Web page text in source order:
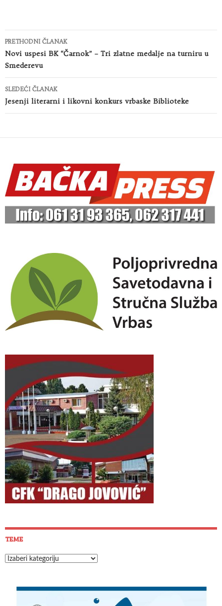
Kretanje
članaka
PRETHODNI ČLANAK
Novi uspesi BK “Čarnok” – Tri zlatne medalje na turniru u
Smederevu
SLEDEĆI ČLANAK
Jesenji literarni i likovni konkurs vrbaske Biblioteke
TEME
Teme